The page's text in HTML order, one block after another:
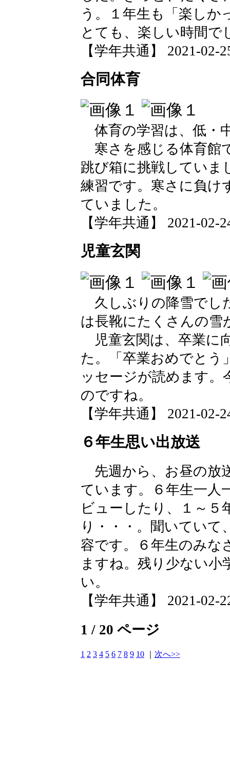
う。１年生も「楽しか
とても、楽しい時間で
【学年共通】 2021-02-
合同体育
体育の学習は、低・
寒さを感じる体育館
跳び箱に挑戦していま
練習です。寒さに負け
ていました。
【学年共通】 2021-02-
児童玄関
久しぶりの降雪でし
は長靴にたくさんの雪
児童玄関は、卒業に
た。「卒業おめでとう
ッセージが読めます。
のですね。
【学年共通】 2021-02-
６年生思い出放送
先週から、お昼の放
ています。６年生一人
ビューしたり、１～５
り・・・。聞いていて
容です。６年生のみな
ますね。残り少ない小
い。
【学年共通】 2021-02-
1 / 20 ページ
1 2 3 4 5 6 7 8 9 10 次へ>>